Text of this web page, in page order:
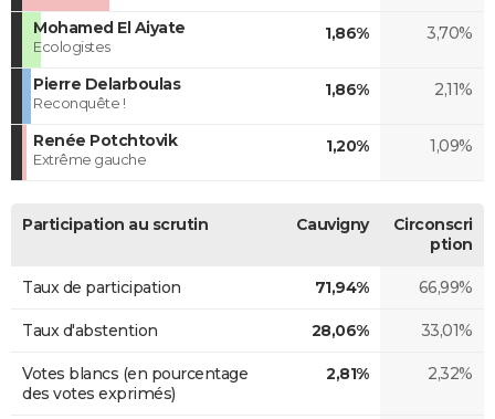
Mohamed El Aiyate
Ecologistes
1,86% 3,70%
Pierre Delarboulas
Reconquête !
1,86% 2,11%
Renée Potchtovik
Extrême gauche
1,20% 1,09%
Participation au scrutin Cauvigny
Circonscri
ption
Taux de participation 71,94% 66,99%
Taux d'abstention 28,06% 33,01%
Votes blancs (en pourcentage
des votes exprimés)
2,81% 2,32%